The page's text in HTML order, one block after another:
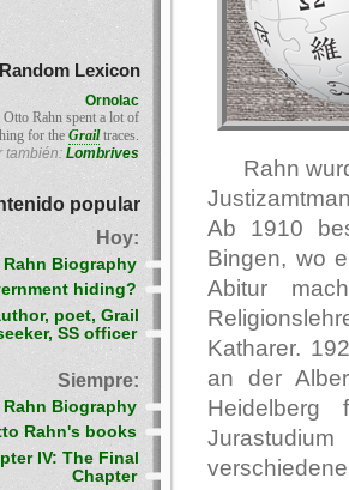
Rahn
Ab 1910
Bingen, wo
Abitur
Katharer.
an der
Random Lexicon
Ornolac
Rahn spent a lot of
for the Grailtraces.
también: Lombrives
popular
Hoy:
Biography
hiding?
poet, Grail
SS officer
Siempre:
Biography
Rahn's books
IV: The Final
Chapter